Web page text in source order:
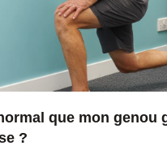
que mon genou
?